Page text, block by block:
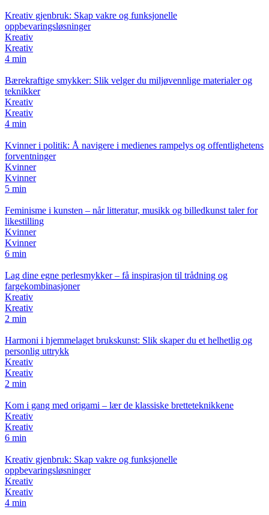
Kreativ gjenbruk: Skap vakre og funksjonelle
oppbevaringsløsninger
Kreativ
Kreativ
4 min
Bærekraftige smykker: Slik velger du miljøvennlige materialer og
teknikker
Kreativ
Kreativ
4 min
Kvinner i politik: Å navigere i medienes rampelys og offentlighetens
forventninger
Kvinner
Kvinner
5 min
Feminisme i kunsten – når litteratur, musikk og billedkunst taler for
likestilling
Kvinner
Kvinner
6 min
Lag dine egne perlesmykker – få inspirasjon til trådning og
fargekombinasjoner
Kreativ
Kreativ
2 min
Harmoni i hjemmelaget brukskunst: Slik skaper du et helhetlig og
personlig uttrykk
Kreativ
Kreativ
2 min
Kom i gang med origami – lær de klassiske bretteteknikkene
Kreativ
Kreativ
6 min
Kreativ gjenbruk: Skap vakre og funksjonelle
oppbevaringsløsninger
Kreativ
Kreativ
4 min